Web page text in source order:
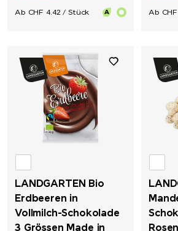
Ab CHF 4.42 / Stück
Ab
LANDGARTEN Bio
Erdbeeren in
Vollmilch-Schokolade
3 Grössen Made in